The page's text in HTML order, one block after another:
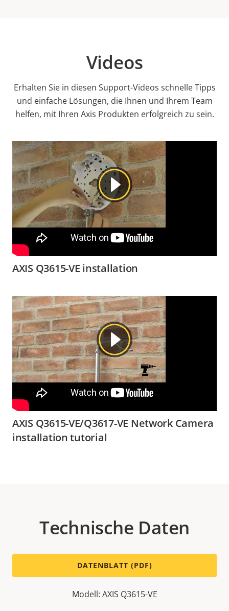
Videos
Erhalten Sie in diesen Support-Videos schnelle Tipps
und einfache Lösungen, die Ihnen und Ihrem Team
helfen, mit Ihren Axis Produkten erfolgreich zu sein.
AXIS Q3615-VE installation
AXIS Q3615-VE/Q3617-VE Network Camera
installation tutorial
Technische Daten
DATENBLATT (PDF)
Modell: AXIS Q3615-VE